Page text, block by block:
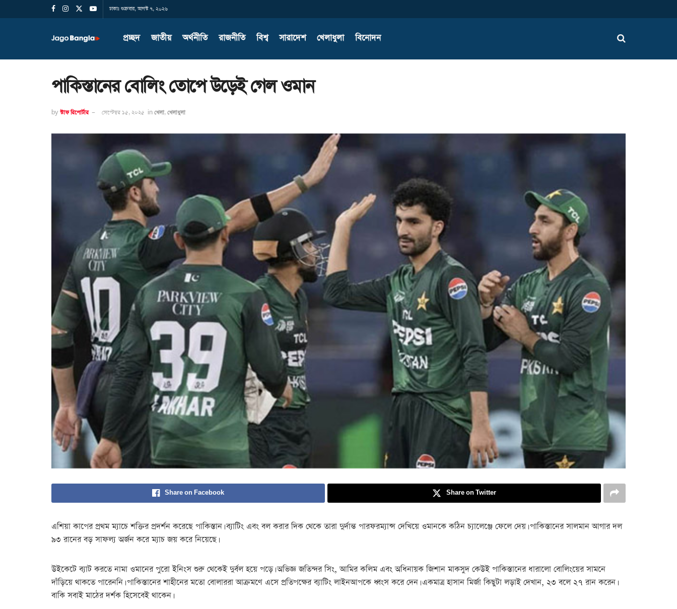
ঢাকাঃ শুক্রবার, আগস্ট ৭, ২০২৬
প্রচ্ছদ জাতীয় অর্থনীতি রাজনীতি বিশ্ব সারাদেশ খেলাধুলা বিনোদন
পাকিস্তানের বোলিং তোপে উড়েই গেল ওমান
by স্টাফ রিপোর্টার সেপ্টেম্বর ১৫, ২০২৫ in খেলা, খেলাধুলা
Share on Facebook Share on Twitter
এশিয়া কাপের প্রথম ম্যাচে শক্তির প্রদর্শন করেছে পাকিস্তান। ব্যাটিং এবং বল করার দিক থেকে তারা দুর্দান্ত পারফরম্যান্স দেখিয়ে ওমানকে কঠিন চ্যালেঞ্জে ফেলে দেয়। পাকিস্তানের সালমান আগার দল
৯৩ রানের বড় সাফল্য অর্জন করে ম্যাচ জয় করে নিয়েছে।
উইকেটে ব্যাট করতে নামা ওমানের পুরো ইনিংস শুরু থেকেই দুর্বল হয়ে পড়ে। অভিজ্ঞ জতিন্দর সিং, আমির কলিম এবং অধিনায়ক জিশান মাকসুদ কেউই পাকিস্তানের ধারালো বোলিংয়ের সামনে
দাঁড়িয়ে থাকতে পারেননি। পাকিস্তানের শাহীনের মতো বোলাররা আক্রমণে এসে প্রতিপক্ষের ব্যাটিং লাইনআপকে ধ্বংস করে দেন। একমাত্র হাসান মির্জা কিছুটা লড়াই দেখান, ২৩ বলে ২৭ রান করেন।
বাকি সবাই মাঠের দর্শক হিসেবেই থাকেন।